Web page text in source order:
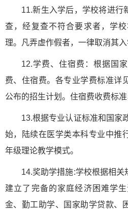
11.新生入学后，学校将进行
查，经复查不符合要求者，学
理。凡弄虚作假者，一律取消其入
12.学费、住宿费：根据国
费、住宿费。各专业学费标准详
公布的招生计划。住宿费收费标准
13.根据专业认证标准和国家
始，陆续在医学类本科专业中推
年级理论教学模式。
14.奖助学措施:学校根据相关
建立了完备的家庭经济困难学
金、勤工助学、国家助学贷款、